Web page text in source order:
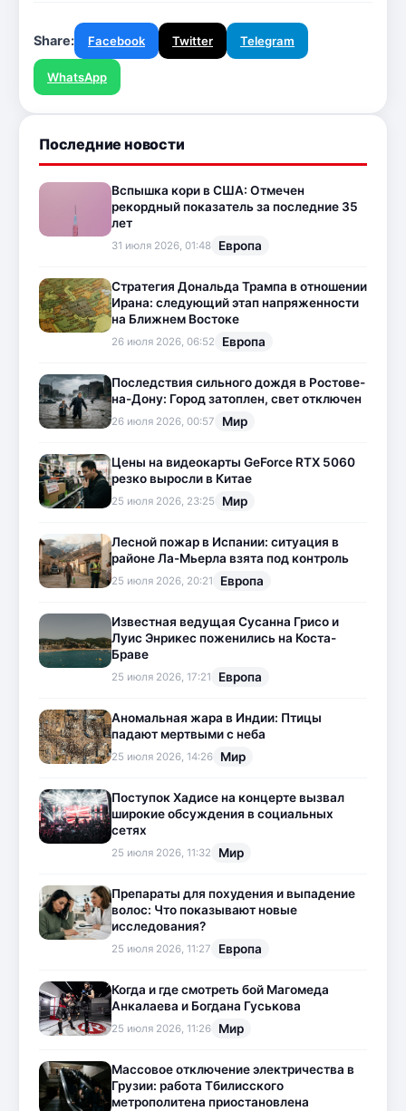
Share: Facebook Twitter Telegram
WhatsApp
Последние новости
Вспышка кори в США: Отмечен
рекордный показатель за последние 35
лет
31 июля 2026, 01:48 Европа
Стратегия Дональда Трампа в отношении
Ирана: следующий этап напряженности
на Ближнем Востоке
26 июля 2026, 06:52 Европа
Последствия сильного дождя в Ростове-
на-Дону: Город затоплен, свет отключен
26 июля 2026, 00:57 Мир
Цены на видеокарты GeForce RTX 5060
резко выросли в Китае
25 июля 2026, 23:25 Мир
Лесной пожар в Испании: ситуация в
районе Ла-Мьерла взята под контроль
25 июля 2026, 20:21 Европа
Известная ведущая Сусанна Грисо и
Луис Энрикес поженились на Коста-
Браве
25 июля 2026, 17:21 Европа
Аномальная жара в Индии: Птицы
падают мертвыми с неба
25 июля 2026, 14:26 Мир
Поступок Хадисе на концерте вызвал
широкие обсуждения в социальных
сетях
25 июля 2026, 11:32 Мир
Препараты для похудения и выпадение
волос: Что показывают новые
исследования?
25 июля 2026, 11:27 Европа
Когда и где смотреть бой Магомеда
Анкалаева и Богдана Гуськова
25 июля 2026, 11:26 Мир
Массовое отключение электричества в
Грузии: работа Тбилисского
метрополитена приостановлена